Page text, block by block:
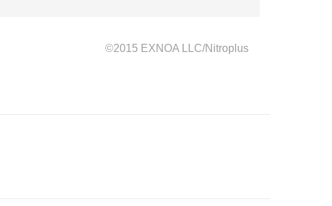
©2015 EXNOA LLC/Nitroplus